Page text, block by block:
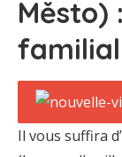
Město)
familial
Il vous suffira